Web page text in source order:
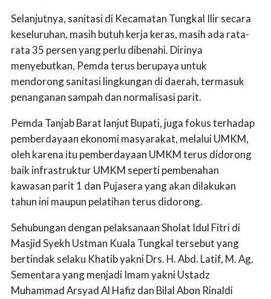
Selanjutnya, sanitasi di Kecamatan Tungkal Ilir secara
keseluruhan, masih butuh kerja keras, masih ada rata-
rata 35 persen yang perlu dibenahi. Dirinya
menyebutkan, Pemda terus berupaya untuk
mendorong sanitasi lingkungan di daerah, termasuk
penanganan sampah dan normalisasi parit.
Pemda Tanjab Barat lanjut Bupati, juga fokus terhadap
pemberdayaan ekonomi masyarakat, melalui UMKM,
oleh karena itu pemberdayaan UMKM terus didorong
baik infrastruktur UMKM seperti pembenahan
kawasan parit 1 dan Pujasera yang akan dilakukan
tahun ini maupun pelatihan terus didorong.
Sehubungan dengan pelaksanaan Sholat Idul Fitri di
Masjid Syekh Ustman Kuala Tungkal tersebut yang
bertindak selaku Khatib yakni Drs. H. Abd. Latif, M. Ag.
Sementara yang menjadi Imam yakni Ustadz
Muhammad Arsyad Al Hafiz dan Bilal Abon Rinaldi